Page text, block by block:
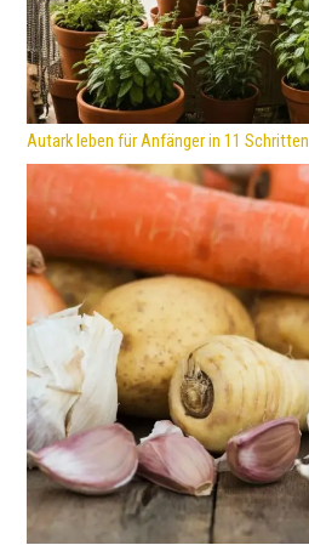
Autark leben für Anfänger in 11 Schritten